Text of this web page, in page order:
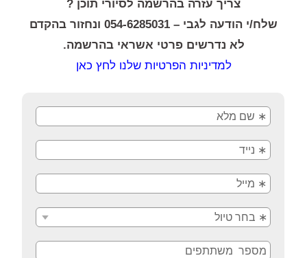
צריך עזרה בהרשמה לסיורי תוכן ?
שלח/י הודעה לגבי – 054-6285031 ונחזור בהקדם
לא נדרשים פרטי אשראי בהרשמה.
למדיניות הפרטיות שלנו לחץ כאן